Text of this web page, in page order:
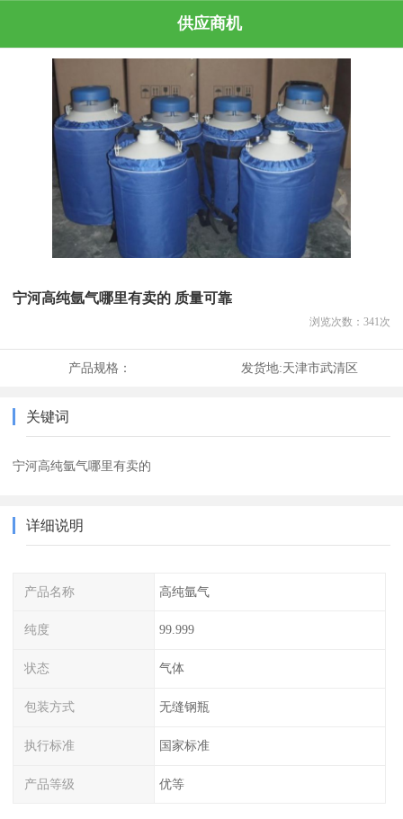
供应商机
宁河高纯氩气哪里有卖的 质量可靠
浏览次数： 341 次
产品规格： 发货地:天津市武清区
关键词
宁河高纯氩气哪里有卖的
详细说明
产品名称 高纯氩气
纯度 99.999
状态 气体
包装方式 无缝钢瓶
执行标准 国家标准
产品等级 优等